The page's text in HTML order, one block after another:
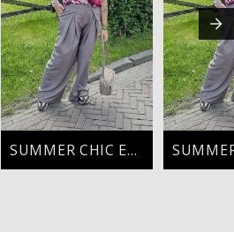
SUMMER CHIC ESSENTIALS